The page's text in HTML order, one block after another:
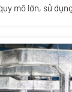
mô lớn, sử
gây thiệt hại